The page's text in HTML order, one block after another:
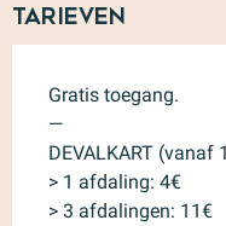
Tarieven
Gratis toegang.
—
DEVALKART (vanaf
> 1 afdaling: 4€
> 3 afdalingen: 11€